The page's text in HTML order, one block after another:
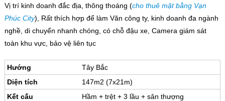
Vị trí kinh doanh đắc địa, thông thoáng (cho thuê mặt bằng Vạn
Phúc City), Rất thích hợp để làm Văn công ty, kinh doanh đa ngành
nghề, di chuyển nhanh chóng, có chỗ đậu xe, Camera giám sát
toàn khu vực, bảo vệ liên tục
Hướng
Tây Bắc
Diện tích
147m2 (7x21m)
Kết cấu
Hầm + trệt + 3 lầu + sân thượng